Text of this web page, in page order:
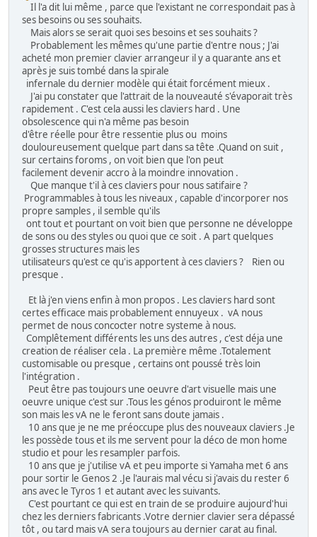
Il l'a dit lui même , parce que l'existant ne correspondait pas à
ses besoins ou ses souhaits.
Mais alors se serait quoi ses besoins et ses souhaits ?
Probablement les mêmes qu'une partie d'entre nous ; J'ai
acheté mon premier clavier arrangeur il y a quarante ans et
après je suis tombé dans la spirale
infernale du dernier modèle qui était forcément mieux .
J'ai pu constater que l'attrait de la nouveauté s'évaporait très
rapidement . C'est cela aussi les claviers hard . Une
obsolescence qui n'a même pas besoin
d'être réelle pour être ressentie plus ou moins
douloureusement quelque part dans sa tête .Quand on suit ,
sur certains foroms , on voit bien que l'on peut
facilement devenir accro à la moindre innovation .
Que manque t'il à ces claviers pour nous satifaire ?
Programmables à tous les niveaux , capable d'incorporer nos
propre samples , il semble qu'ils
ont tout et pourtant on voit bien que personne ne développe
de sons ou des styles ou quoi que ce soit . A part quelques
grosses structures mais les
utilisateurs qu'est ce qu'is apportent à ces claviers ? Rien ou
presque .
Et là j'en viens enfin à mon propos . Les claviers hard sont
certes efficace mais probablement ennuyeux . vA nous
permet de nous concocter notre systeme à nous.
Complêtement différents les uns des autres , c'est déja une
creation de réaliser cela . La première même .Totalement
customisable ou presque , certains ont poussé très loin
l'intégration .
Peut être pas toujours une oeuvre d'art visuelle mais une
oeuvre unique c'est sur .Tous les génos produiront le même
son mais les vA ne le feront sans doute jamais .
10 ans que je ne me préoccupe plus des nouveaux claviers .Je
les possède tous et ils me servent pour la déco de mon home
studio et pour les resampler parfois.
10 ans que je j'utilise vA et peu importe si Yamaha met 6 ans
pour sortir le Genos 2 .Je l'aurais mal vécu si j'avais du rester 6
ans avec le Tyros 1 et autant avec les suivants.
C'est pourtant ce qui est en train de se produire aujourd'hui
chez les derniers fabricants .Votre dernier clavier sera dépassé
tôt , ou tard mais vA sera toujours au dernier carat au final.